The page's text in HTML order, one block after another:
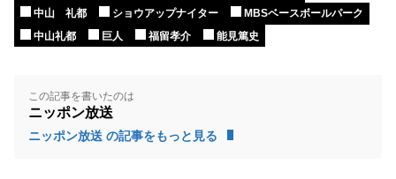
中山 礼都
ショウアップナイター
MBSベースボールパーク
中山礼都
巨人 福留孝介 能見篤史
この記事を書いたのは
ニッポン放送
ニッポン放送 の記事をもっと見る